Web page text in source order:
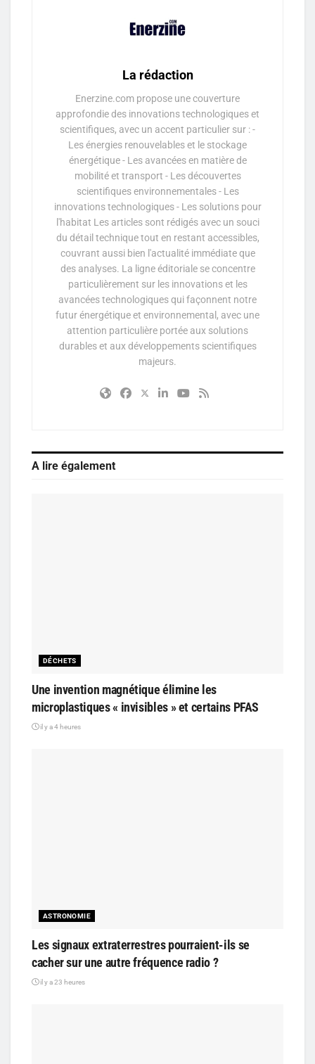
La rédaction
Enerzine.com propose une couverture
approfondie des innovations technologiques et
scientifiques, avec un accent particulier sur : -
Les énergies renouvelables et le stockage
énergétique - Les avancées en matière de
mobilité et transport - Les découvertes
scientifiques environnementales - Les
innovations technologiques - Les solutions pour
l'habitat Les articles sont rédigés avec un souci
du détail technique tout en restant accessibles,
couvrant aussi bien l'actualité immédiate que
des analyses. La ligne éditoriale se concentre
particulièrement sur les innovations et les
avancées technologiques qui façonnent notre
futur énergétique et environnemental, avec une
attention particulière portée aux solutions
durables et aux développements scientifiques
majeurs.
A lire également
DÉCHETS
Une invention magnétique élimine les
microplastiques « invisibles » et certains PFAS
il y a 4 heures
ASTRONOMIE
Les signaux extraterrestres pourraient-ils se
cacher sur une autre fréquence radio ?
il y a 23 heures